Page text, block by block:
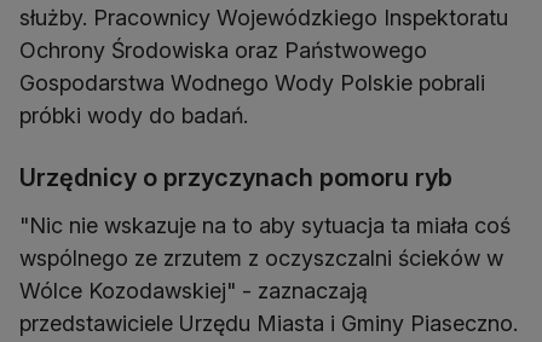
służby. Pracownicy Wojewódzkiego Inspektoratu
Ochrony Środowiska oraz Państwowego
Gospodarstwa Wodnego Wody Polskie pobrali
próbki wody do badań.
Urzędnicy o przyczynach pomoru ryb
"Nic nie wskazuje na to aby sytuacja ta miała coś
wspólnego ze zrzutem z oczyszczalni ścieków w
Wólce Kozodawskiej" - zaznaczają
przedstawiciele Urzędu Miasta i Gminy Piaseczno.